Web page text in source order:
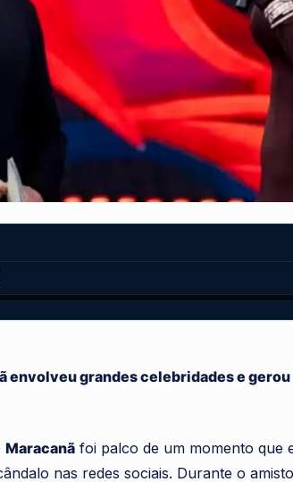
envolveu grandes celebridades e
Maracanã foi palco de um momento que
nas redes sociais. Durante o